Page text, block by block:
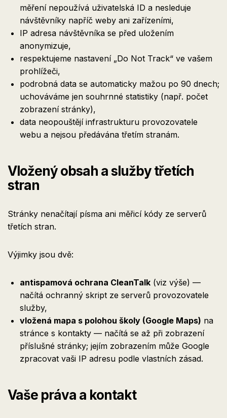
měření nepoužívá uživatelská ID a nesleduje
návštěvníky napříč weby ani zařízeními,
IP adresa návštěvníka se před uložením
anonymizuje,
respektujeme nastavení „Do Not Track“ ve vašem
prohlížeči,
podrobná data se automaticky mažou po 90 dnech;
uchováváme jen souhrnné statistiky (např. počet
zobrazení stránky),
data neopouštějí infrastrukturu provozovatele
webu a nejsou předávána třetím stranám.
Vložený obsah a služby třetích
stran
Stránky nenačítají písma ani měřicí kódy ze serverů
třetích stran.
Výjimky jsou dvě:
antispamová ochrana CleanTalk (viz výše) —
načítá ochranný skript ze serverů provozovatele
služby,
vložená mapa s polohou školy (Google Maps) na
stránce s kontakty — načítá se až při zobrazení
příslušné stránky; jejím zobrazením může Google
zpracovat vaši IP adresu podle vlastních zásad.
Vaše práva a kontakt